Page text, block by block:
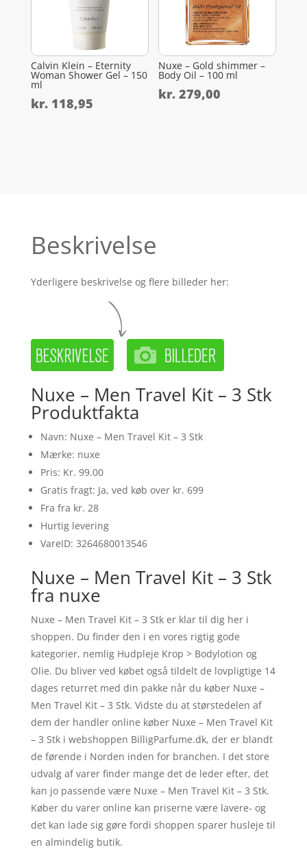
Calvin Klein – Eternity
Woman Shower Gel – 150
ml
kr.118,95
Nuxe – Gold shimmer –
Body Oil – 100 ml
kr. 279,00
Beskrivelse
Yderligere beskrivelse og flere billeder her:
Nuxe – Men Travel Kit – 3 Stk
Produktfakta
Navn: Nuxe – Men Travel Kit – 3 Stk
Mærke: nuxe
Pris: Kr. 99.00
Gratis fragt: Ja, ved køb over kr. 699
Fra fra kr. 28
Hurtig levering
VareID: 3264680013546
Nuxe – Men Travel Kit – 3 Stk
fra nuxe
Nuxe – Men Travel Kit – 3 Stk er klar til dig her i
shoppen. Du finder den i en vores rigtig gode
kategorier, nemlig Hudpleje Krop > Bodylotion og
Olie. Du bliver ved købet også tildelt de lovpligtige 14
dages returret med din pakke når du køber Nuxe –
Men Travel Kit – 3 Stk. Vidste du at størstedelen af
dem der handler online køber Nuxe – Men Travel Kit
– 3 Stk i webshoppen BilligParfume.dk, der er blandt
de førende i Norden inden for branchen. I det store
udvalg af varer finder mange det de leder efter, det
kan jo passende være Nuxe – Men Travel Kit – 3 Stk.
Køber du varer online kan priserne være lavere- og
det kan lade sig gøre fordi shoppen sparer husleje til
en almindelig butik.